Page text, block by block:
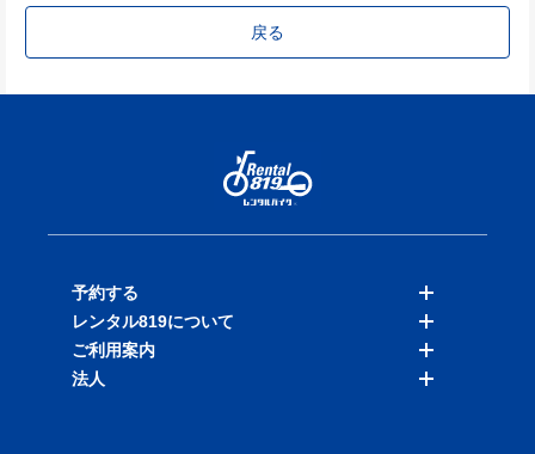
戻る
予約する
バイクを探す
店舗を探す
レンタル819について
料金表
ご利用案内
法人